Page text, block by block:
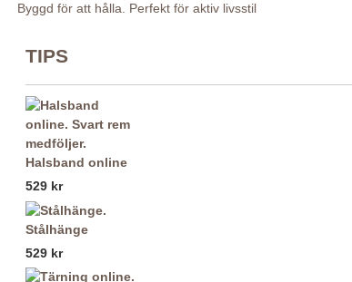
Byggd för att hålla. Perfekt för aktiv livsstil
TIPS
Halsband online
529 kr
Stålhänge
529 kr